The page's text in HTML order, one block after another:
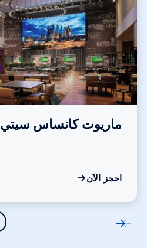
ماريوت كانساس سيتي
احجز الآن